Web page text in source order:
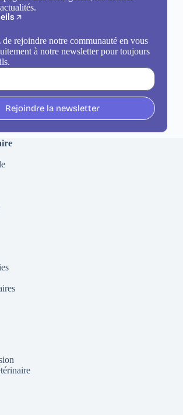
de rejoindre notre communauté en vous
à notre newsletter pour toujours
Rejoindre la newsletter